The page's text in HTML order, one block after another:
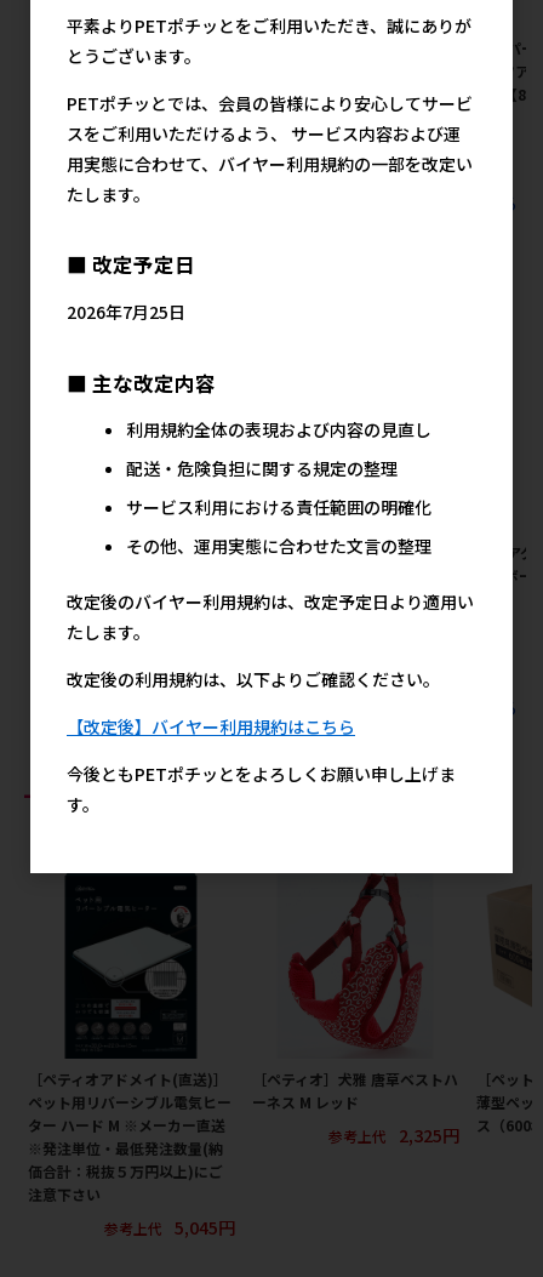
[スーパーキャット]かみかみフ
ルーツアントラー ストロベリ
ー ミニ 【8月特価】
メーカー希望小売価格
723円
ニ 【8月特価】
メーカー希望小売価格
723円
[スーパ
ルーツア
ー S 【8
すべての犬猫用品 犬用玩具 デンタル玩具の人気商品を見る
住商アグロの人気商品
[住商アグロ]ハーツ チューデ
SS さつまいもフレーバー
メーカー希望小売価格
[住商アグロ]ハーツ チューデ
M さつまいもフレーバー
[住商ア
レイ ボ
すべての住商アグロの人気商品を見る
おすすめ商品
［ペティオアドメイト(直送)］
ペット用リバーシブル電気ヒー
ター ハード M ※メーカー直送
※発注単位・最低発注数量(納
価合計：税抜５万円以上)にご
注意下さい
参考上代
5,045円
［ペティオ］犬雅 唐草ベストハ
ーネス M レッド
参考上代
2,325円
［ペッ
薄型ペッ
ス（600
平素よりPETポチッとをご利用いただき、誠にありが
とうございます。
PETポチッとでは、会員の皆様により安心してサービ
スをご利用いただけるよう、 サービス内容および運
用実態に合わせて、バイヤー利用規約の一部を改定い
たします。
■ 改定予定日
2026年7月25日
■ 主な改定内容
利用規約全体の表現および内容の見直し
配送・危険負担に関する規定の整理
サービス利用における責任範囲の明確化
その他、運用実態に合わせた文言の整理
改定後のバイヤー利用規約は、改定予定日より適用い
たします。
改定後の利用規約は、以下よりご確認ください。
【改定後】バイヤー利用規約はこちら
今後ともPETポチッとをよろしくお願い申し上げま
す。